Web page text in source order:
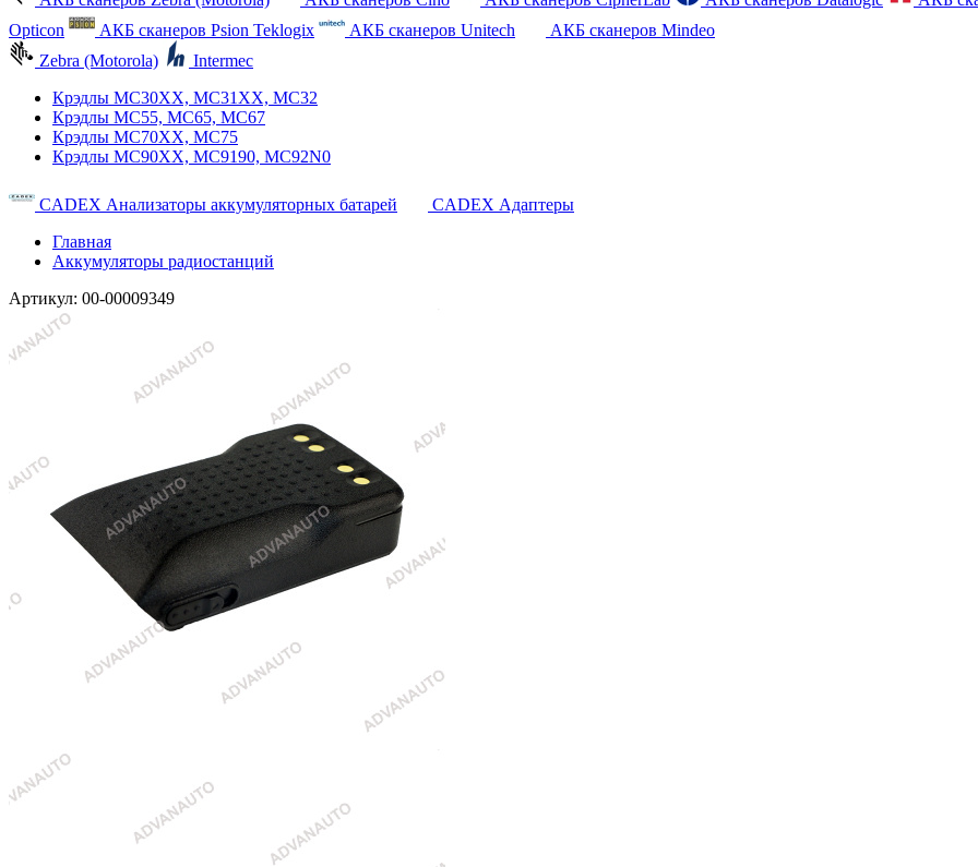
Opticon
АКБ сканеров Psion Teklogix АКБ сканеров Unitech
АКБ сканеров Mindeo
Zebra (Motorola)
Intermec
Крэдлы MC30XX, MC31XX, MC32
Крэдлы MC55, MC65, MC67
Крэдлы MC70XX, MC75
Крэдлы MC90XX, MC9190, MC92N0
CADEX Анализаторы аккумуляторных батарей
CADEX Адаптеры
Главная
Аккумуляторы радиостанций
Артикул: 00-00009349